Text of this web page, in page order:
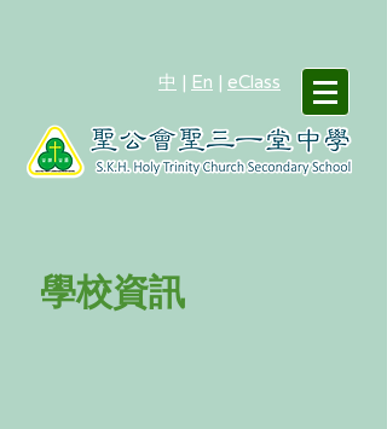
中 | En | eClass
學校資訊